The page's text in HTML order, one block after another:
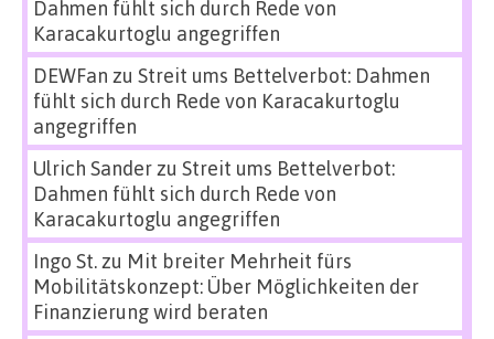
Dahmen fühlt sich durch Rede von
Karacakurtoglu angegriffen
DEWFan zu Streit ums Bettelverbot: Dahmen
fühlt sich durch Rede von Karacakurtoglu
angegriffen
Ulrich Sanderzu Streit ums Bettelverbot:
Dahmen fühlt sich durch Rede von
Karacakurtoglu angegriffen
Ingo St.zu Mit breiter Mehrheit fürs
Mobilitätskonzept: Über Möglichkeiten der
Finanzierung wird beraten